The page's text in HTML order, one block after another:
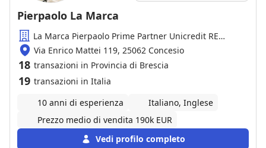
Pierpaolo La Marca
La Marca Pierpaolo Prime Partner Unicredit RE
Services
Via Enrico Mattei 119, 25062 Concesio
18 transazioni in Provincia di Brescia
19 transazioni in Italia
10 anni di esperienza
Italiano, Inglese
Prezzo medio di vendita 190k EUR
Vedi profilo completo